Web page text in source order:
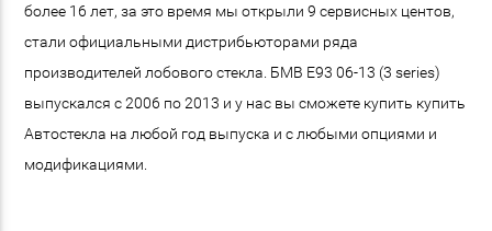
более 16 лет, за это время мы открыли 9 сервисных центов,
стали официальными дистрибьюторами ряда
производителей лобового стекла. БМВ E93 06-13 (3 series)
выпускался с 2006 по 2013 и у нас вы сможете купить купить
Автостекла на любой год выпуска и с любыми опциями и
модификациями.